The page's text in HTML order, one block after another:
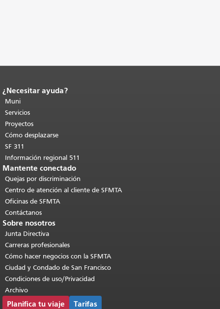
Fin del contenido de la página.
de esta página se repite en todas las
páginas.Volver al principio del
contenido principal
¿Necesitar ayuda?
Muni
Servicios
Proyectos
Cómo desplazarse
SF 311
Información regional 511
Mantente conectado
Quejas por discriminación
Centro de atención al cliente de SFMTA
Oficinas de SFMTA
Contáctanos
Sobre nosotros
Junta Directiva
Carreras profesionales
Cómo hacer negocios con la SFMTA
Ciudad y Condado de San Francisco
Condiciones de uso/Privacidad
Archivo
Planifica tu viaje Tarifas